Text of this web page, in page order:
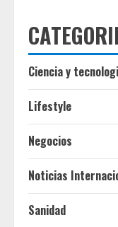
Ciencia y
Lifestyle
Negocios
Noticias
Sanidad